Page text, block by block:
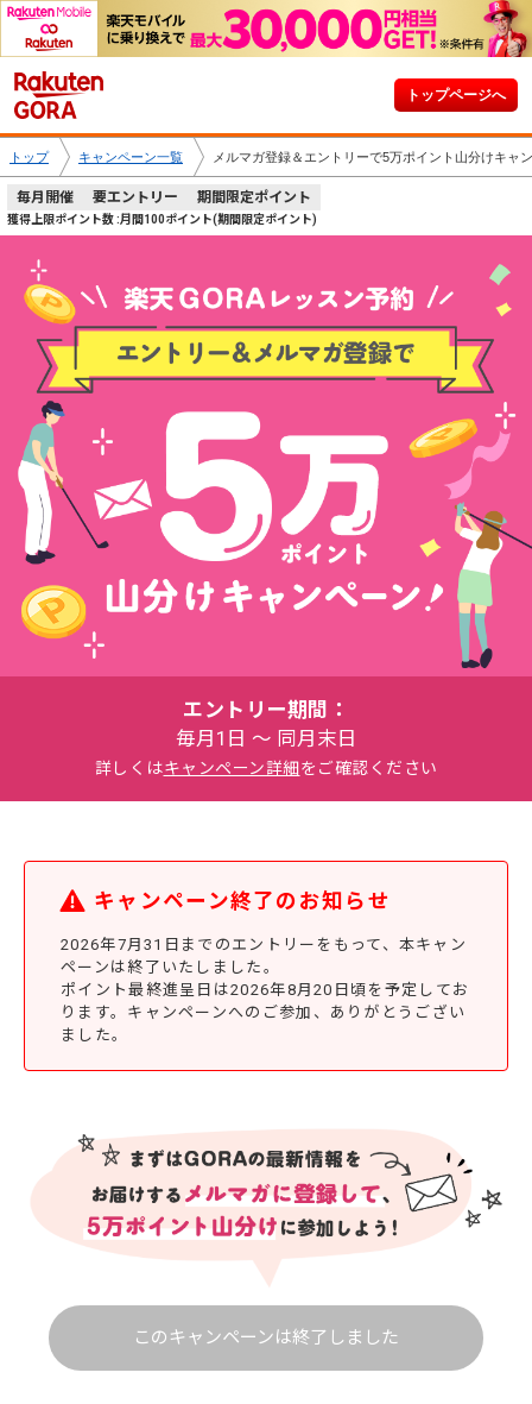
トップページへ
トップ キャンペーン一覧 メルマガ登録＆エントリーで5万ポイント山分けキャ
毎月開催 要エントリー 期間限定ポイント
獲得上限ポイント数 :月間100ポイント(期間限定ポイント)
エントリー期間：
毎月1日 ～ 同月末日
詳しくはキャンペーン詳細をご確認ください
キャンペーン終了のお知らせ
2026年7月31日までのエントリーをもって、本キャン
ペーンは終了いたしました。
ポイント最終進呈日は2026年8月20日頃を予定してお
ります。キャンペーンへのご参加、ありがとうござい
ました。
このキャンペーンは終了しました